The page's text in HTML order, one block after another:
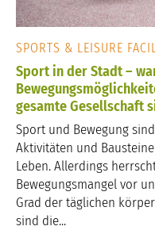
SPORTS & LEISURE
Sport in der Stadt –
gesamte Gesellschaft
Sport und Bewegung
Aktivitäten und
Leben. Allerdings
Bewegungsmangel vor
Grad der täglichen
sind die...